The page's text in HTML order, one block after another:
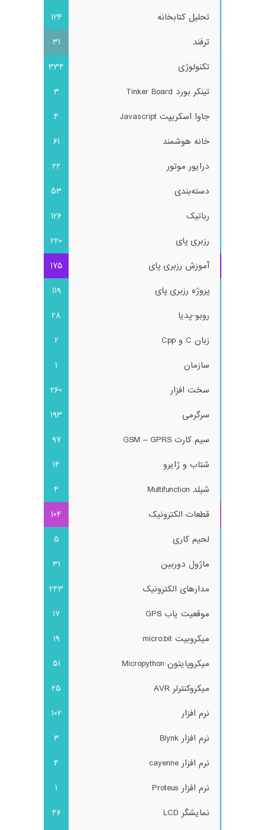
تحلیل کتابخانه
124
ترفند
31
تکنولوژی
334
تینکر بورد Tinker Board
3
جاوا اسکریپت Javascript
4
خانه هوشمند
61
درایور موتور
22
دسته‌بندی
53
رباتیک
126
رزبری پای
220
آموزش رزبری پای
175
پروژه رزبری پای
119
روبو-پدیا
28
زبان C و Cpp
2
سازمان
1
سخت افزار
260
سرگرمی
193
سیم کارت GSM – GPRS
97
شتاب و ژایرو
14
شیلد Multifunction
4
قطعات الکترونیک
104
لحیم کاری
5
ماژول دوربین
31
مدارهای الکترونیک
243
موقعیت یاب GPS
17
میکروبیت micro:bit
19
میکروپایتون Micropython
51
میکروکنترلر AVR
25
نرم افزار
102
نرم افزار Blynk
3
نرم افزار cayenne
4
نرم افزار Proteus
1
نمایشگر LCD
46